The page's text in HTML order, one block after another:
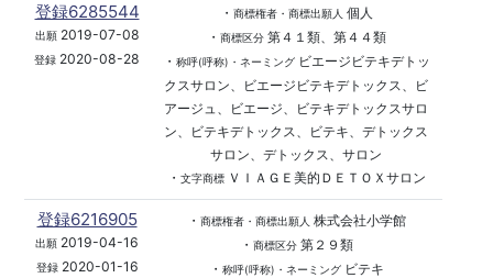
登録6285544
出願2019-07-08
登録 2020-08-28
・ 商標権者・商標出願人 個人
・ 商標区分第４１類、第４４類
・ 称呼(呼称)・ネーミングビエージビテキデトッ
クスサロン、ビエージビテキデトックス、ビ
アージュ、ビエージ、ビテキデトックスサロ
ン、ビテキデトックス、ビテキ、デトックス
サロン、デトックス、サロン
・ 文字商標ＶＩＡＧＥ美的ＤＥＴＯＸサロン
登録6216905
出願 2019-04-16
登録2020-01-16
・ 商標権者・商標出願人 株式会社小学館
・ 商標区分第２９類
・ 称呼(呼称)・ネーミングビテキ